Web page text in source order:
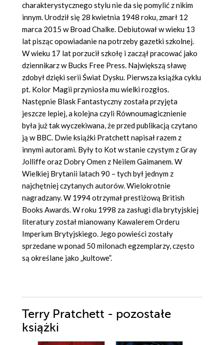
charakterystycznego stylu nie da się pomylić z nikim
innym. Urodził się 28 kwietnia 1948 roku, zmarł 12
marca 2015 w Broad Chalke. Debiutował w wieku 13
lat pisząc opowiadanie na potrzeby gazetki szkolnej.
W wieku 17 lat porzucił szkołę i zaczął pracować jako
dziennikarz w Bucks Free Press. Największą sławę
zdobył dzięki serii Świat Dysku. Pierwsza książka cyklu
pt. Kolor Magii przyniosła mu wielki rozgłos.
Następnie Blask Fantastyczny została przyjęta
jeszcze lepiej, a kolejna czyli Równoumagicznienie
była już tak wyczekiwana, że przed publikacją czytano
ją w BBC. Dwie książki Pratchett napisał razem z
innymi autorami. Były to Kot w stanie czystym z Gray
Jolliffe oraz Dobry Omen z Neilem Gaimanem. W
Wielkiej Brytanii latach 90 – tych był jednym z
najchętniej czytanych autorów. Wielokrotnie
nagradzany. W 1994 otrzymał prestiżową British
Books Awards. W roku 1998 za zasługi dla brytyjskiej
literatury został mianowany Kawalerem Orderu
Imperium Brytyjskiego. Jego powieści zostały
sprzedane w ponad 50 milonach egzemplarzy, często
są określane jako „kultowe”.
Terry Pratchett - pozostałe
książki